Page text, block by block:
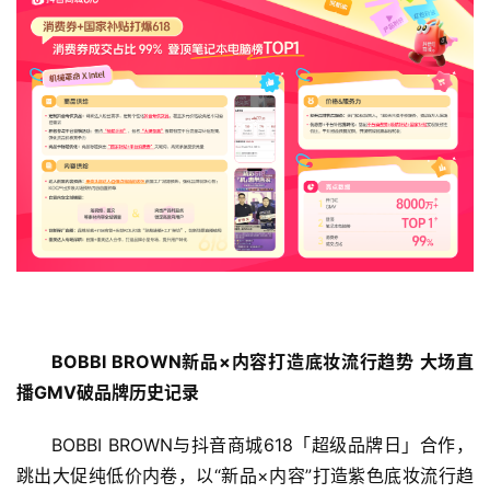
BOBBI BROWN新品×内容打造底妆流行趋势 大场直
播GMV破品牌历史记录
BOBBI BROWN与抖音商城618「超级品牌日」合作，
跳出大促纯低价内卷，以“新品×内容”打造紫色底妆流行趋